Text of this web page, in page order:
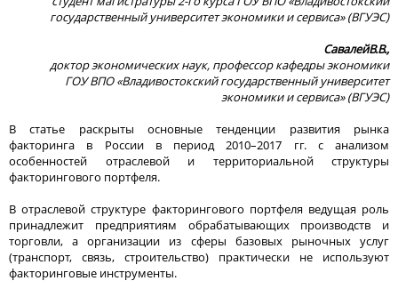
государственный университет экономики и сервиса» (ВГУЭС)
СавалейВ.В.,
доктор экономических наук, профессор кафедры экономики
ГОУ ВПО «Владивостокский государственный университет
экономики и сервиса» (ВГУЭС)
В статье раскрыты основные тенденции развития рынка
факторинга в России в период 2010–2017 гг. с анализом
особенностей отраслевой и территориальной структуры
факторингового портфеля.
В отраслевой структуре факторингового портфеля ведущая роль
принадлежит предприятиям обрабатывающих производств и
торговли, а организации из сферы базовых рыночных услуг
(транспорт, связь, строительство) практически не используют
факторинговые инструменты.